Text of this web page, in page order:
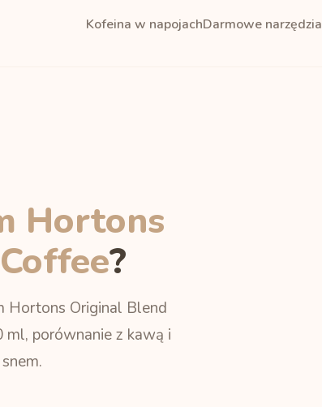
Kofeina w napojachDarmowe narzędzia
Hortons
?
Hortons Original Blend
porównanie z kawą i